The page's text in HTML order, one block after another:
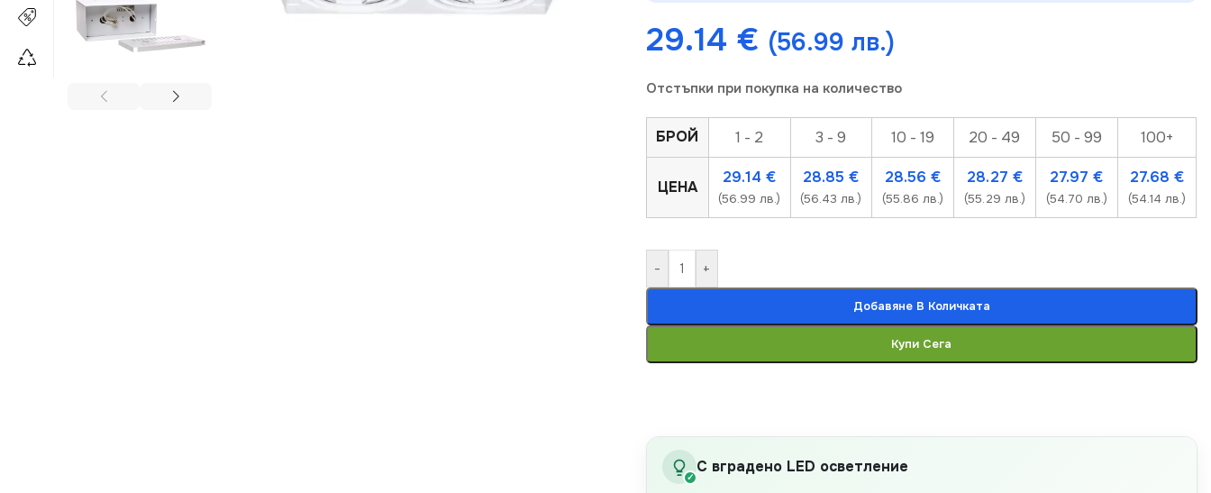
29.14 € (56.99 лв.)
Отстъпки при покупка на количество
БРОЙ 1 - 2 3 - 9 10 - 19 20 - 49 50 - 99 100+
ЦЕНА
29.14€
(56.99 лв.)
28.85€
(56.43 лв.)
28.56 €
(55.86 лв.)
28.27 €
(55.29 лв.)
27.97€
(54.70 лв.)
27.68 €
(54.14 лв.)
- +
Добавяне В Количката
Купи Сега
✓
С вградено LED осветление